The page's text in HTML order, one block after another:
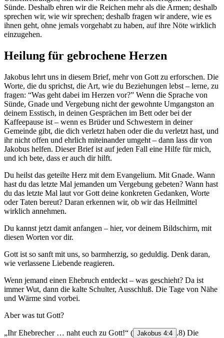
Sünde. Deshalb ehren wir die Reichen mehr als die Armen; deshalb
sprechen wir, wie wir sprechen; deshalb fragen wir andere, wie es
ihnen geht, ohne jemals vorgehabt zu haben, auf ihre Nöte wirklich
einzugehen.
Heilung für gebrochene Herzen
Jakobus lehrt uns in diesem Brief, mehr von Gott zu erforschen. Die
Worte, die du sprichst, die Art, wie du Beziehungen lebst – lerne, zu
fragen: “Was geht dabei im Herzen vor?” Wenn die Sprache von
Sünde, Gnade und Vergebung nicht der gewohnte Umgangston an
deinem Esstisch, in deinen Gesprächen im Bett oder bei der
Kaffeepause ist – wenn es Brüder und Schwestern in deiner
Gemeinde gibt, die dich verletzt haben oder die du verletzt hast, und
ihr nicht offen und ehrlich miteinander umgeht – dann lass dir von
Jakobus helfen. Dieser Brief ist auf jeden Fall eine Hilfe für mich,
und ich bete, dass er auch dir hilft.
Du heilst das geteilte Herz mit dem Evangelium. Mit Gnade. Wann
hast du das letzte Mal jemanden um Vergebung gebeten? Wann hast
du das letzte Mal laut vor Gott deine konkreten Gedanken, Worte
oder Taten bereut? Daran erkennen wir, ob wir das Heilmittel
wirklich annehmen.
Du kannst jetzt damit anfangen – hier, vor deinem Bildschirm, mit
diesen Worten vor dir.
Gott ist so sanft mit uns, so barmherzig, so geduldig. Denk daran,
wie verlassene Liebende reagieren.
Wenn jemand einen Ehebruch entdeckt – was geschieht? Da ist
immer Wut, dann die kalte Schulter, Ausschluß. Die Tage von Nähe
und Wärme sind vorbei.
Aber was tut Gott?
„Ihr Ehebrecher … naht euch zu Gott!“ ( Jakobus 4:4 .8) Die